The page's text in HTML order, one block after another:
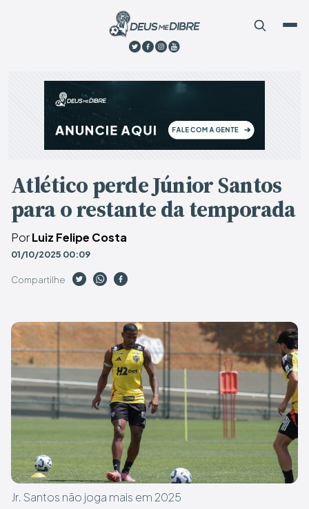
Atlético perde Júnior Santos
para o restante da temporada
PorLuiz Felipe Costa
01/10/2025 00:09
Compartilhe
Jr. Santos não joga mais em 2025